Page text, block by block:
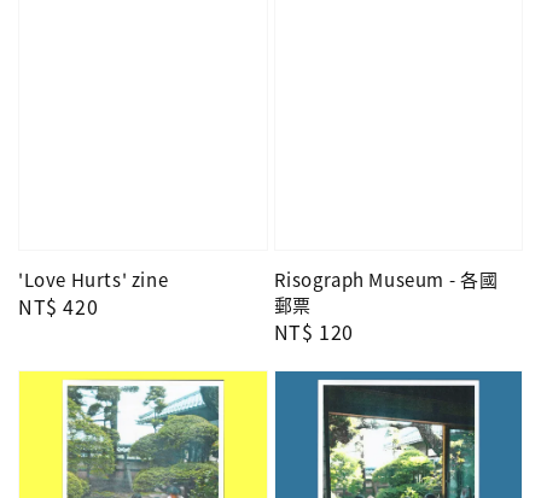
'Love Hurts' zine
Regular
NT$ 420
Risograph Museum - 各國
郵票
Regular
NT$ 120